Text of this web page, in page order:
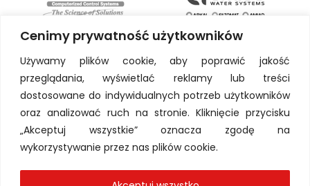
Cenimy prywatność użytkowników
Używamy plików cookie, aby poprawić jakość
przeglądania, wyświetlać reklamy lub treści
dostosowane do indywidualnych potrzeb użytkowników
oraz analizować ruch na stronie. Kliknięcie przycisku
„Akceptuj wszystkie” oznacza zgodę na
wykorzystywanie przez nas plików cookie.